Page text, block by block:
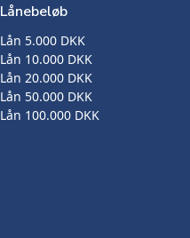
Lånebeløb
Lån 5.000 DKK
Lån 10.000 DKK
Lån 20.000 DKK
Lån 50.000 DKK
Lån 100.000 DKK